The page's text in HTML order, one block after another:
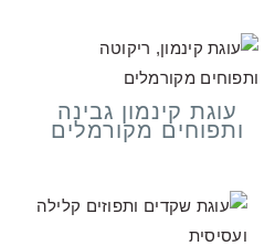
עוגת קינמון גבינה
ותפוחים מקורמלים